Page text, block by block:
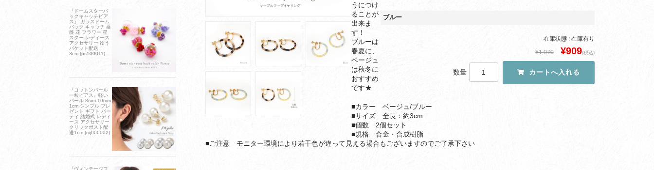
ブルー
在庫状態 : 在庫有り
¥1,070 ¥909(税込)
数量
うにつけ
ることが
出来ま
す！
ブルーは
春夏に、
ベージュ
は秋冬に
おすすめ
です★
■カラー ベージュ/ブルー
■サイズ 全長：約3cm
■個数 2個セット
■規格 合金・合成樹脂
■ご注意 モニター環境により若干色が違って見える場合もございますのでご了承下さい
『ドームスターバ
ックキャッチピア
ス』 ガラスドーム
バック キャッチ 薔
薇 花 フラワー 星
スター レディース
アクセサリー ゆう
パケット配送
3cm (ps100011)
『コットンパール
一粒ピアス』軽い
パール 8mm 10mm
1cm シンプル プレ
ゼント ギフト パー
ティ 結婚式 レディ
ース アクセサリー
クリックポスト配
送1cm (mj000002)
『ヴィンテージフ